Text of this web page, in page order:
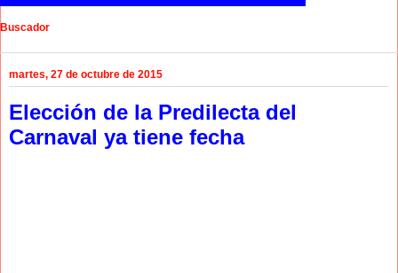
Buscador
martes, 27 de octubre de 2015
Elección de la Predilecta del
Carnaval ya tiene fecha